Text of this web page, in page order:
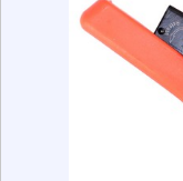
conforto e
alicates de corte
alicates de corte
qualidade e
garantir que você